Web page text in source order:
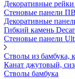
Декоративные
Стеновые панели
Декоративные
Гибкий камень
Стеновые панели
Стволы из бамбука,
Канат джутовый,
Стволы бамбука